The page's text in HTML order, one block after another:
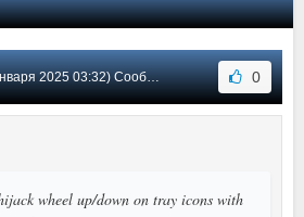
2025 03:32) Сообщение #4 0
wheel up/down on tray icons with